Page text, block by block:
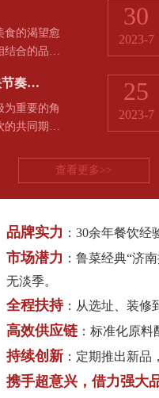
的渴望愈
结合的品…
30
2023-7
节奏…
重要的角
的共同期…
25
2023-7
查看更多>>
品牌实力 ：30余年餐饮
市场潜力 ：鲁菜经典“济
无淡季。
全程扶持：从选址、装修
高效供应链 ：标准化原
持续创新 ：定期推出新品
携手超意兴，借力强大